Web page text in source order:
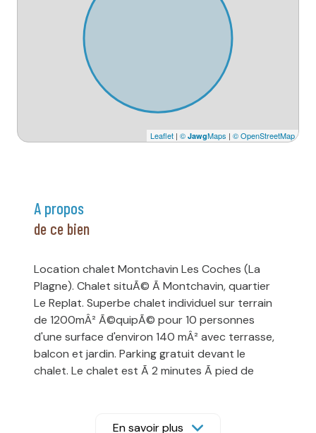
Leaflet | © JawgMaps | © OpenStreetMap
a propos
de ce bien
Location chalet Montchavin Les Coches (La
Plagne). Chalet situÃ© Ã Montchavin, quartier
Le Replat. Superbe chalet individuel sur terrain
de 1200mÂ² Ã©quipÃ© pour 10 personnes
d'une surface d'environ 140 mÂ² avec terrasse,
balcon et jardin. Parking gratuit devant le
chalet. Le chalet est Ã 2 minutes Ã pied de
Chalet rÃ©partis sur 3 niveaux et comprenant :
En savoir plus